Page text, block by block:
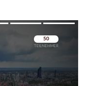
Überspringen